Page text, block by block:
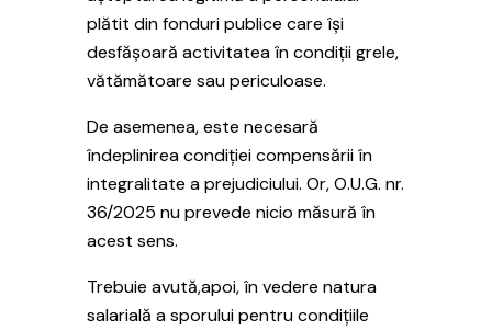
plătit din fonduri publice care își
desfășoară activitatea în condiții grele,
vătămătoare sau periculoase.
De asemenea, este necesară
îndeplinirea condiției compensării în
integralitate a prejudiciului. Or, O.U.G. nr.
36/2025 nu prevede nicio măsură în
acest sens.
Trebuie avută,apoi, în vedere natura
salarială a sporului pentru condițiile